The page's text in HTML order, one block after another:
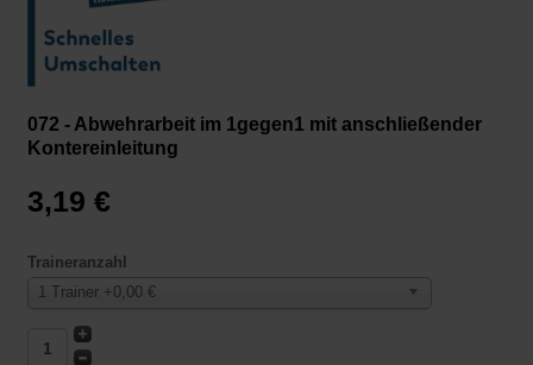
072 - Abwehrarbeit im 1gegen1 mit anschließender
Kontereinleitung
3,19 €
Traineranzahl
1 Trainer +0,00 €